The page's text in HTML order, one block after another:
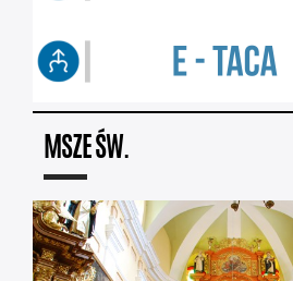
MSZE ŚW.